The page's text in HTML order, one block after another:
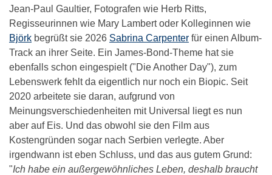
Jean-Paul Gaultier, Fotografen wie Herb Ritts,
Regisseurinnen wie Mary Lambert oder Kolleginnen wie
Björk begrüßt sie 2026 Sabrina Carpenter für einen Album-
Track an ihrer Seite. Ein James-Bond-Theme hat sie
ebenfalls schon eingespielt ("Die Another Day"), zum
Lebenswerk fehlt da eigentlich nur noch ein Biopic. Seit
2020 arbeitete sie daran, aufgrund von
Meinungsverschiedenheiten mit Universal liegt es nun
aber auf Eis. Und das obwohl sie den Film aus
Kostengründen sogar nach Serbien verlegte. Aber
irgendwann ist eben Schluss, und das aus gutem Grund:
"Ich habe ein außergewöhnliches Leben, deshalb braucht